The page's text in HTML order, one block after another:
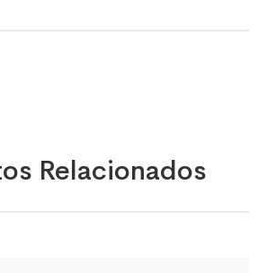
Relacionados